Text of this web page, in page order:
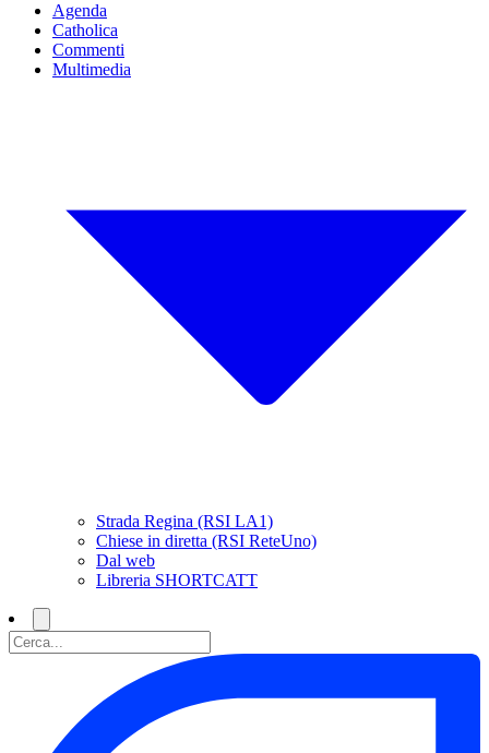
Agenda
Catholica
Commenti
Multimedia
Strada Regina (RSI LA1)
Chiese in diretta (RSI ReteUno)
Dal web
Libreria SHORTCATT